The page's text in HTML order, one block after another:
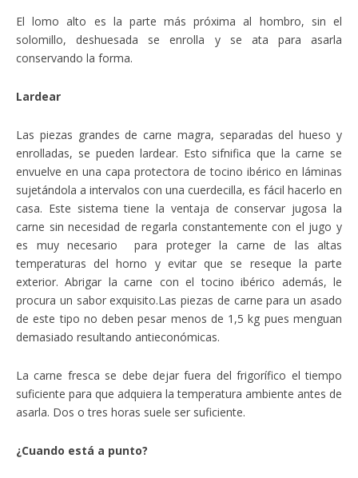
El lomo alto es la parte más próxima al hombro, sin el
solomillo, deshuesada se enrolla y se ata para asarla
conservando la forma.
Lardear
Las piezas grandes de carne magra, separadas del hueso y
enrolladas, se pueden lardear. Esto sifnifica que la carne se
envuelve en una capa protectora de tocino ibérico en láminas
sujetándola a intervalos con una cuerdecilla, es fácil hacerlo en
casa. Este sistema tiene la ventaja de conservar jugosa la
carne sin necesidad de regarla constantemente con el jugo y
es muy necesario para proteger la carne de las altas
temperaturas del horno y evitar que se reseque la parte
exterior. Abrigar la carne con el tocino ibérico además, le
procura un sabor exquisito.Las piezas de carne para un asado
de este tipo no deben pesar menos de 1,5 kg pues menguan
demasiado resultando antieconómicas.
La carne fresca se debe dejar fuera del frigorífico el tiempo
suficiente para que adquiera la temperatura ambiente antes de
asarla. Dos o tres horas suele ser suficiente.
¿Cuando está a punto?